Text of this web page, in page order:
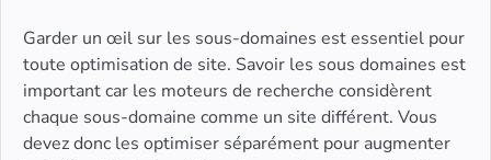
Garder un œil sur les sous-domaines est essentiel pour
toute optimisation de site. Savoir les sous domaines est
important car les moteurs de recherche considèrent
chaque sous-domaine comme un site différent. Vous
devez donc les optimiser séparément pour augmenter